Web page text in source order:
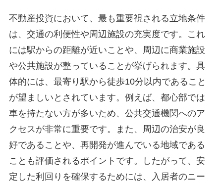
不動産投資において、最も重要視される立地条件
は、交通の利便性や周辺施設の充実度です。これ
には駅からの距離が近いことや、周辺に商業施設
や公共施設が整っていることが挙げられます。具
体的には、最寄り駅から徒歩10分以内であること
が望ましいとされています。例えば、都心部では
車を持たない方が多いため、公共交通機関へのア
クセスが非常に重要です。また、周辺の治安が良
好であることや、再開発が進んでいる地域である
ことも評価されるポイントです。したがって、安
定した利回りを確保するためには、入居者のニー